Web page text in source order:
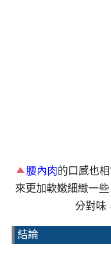
腰內肉 的口感也
來更加軟嫩細緻一
分對味
結論